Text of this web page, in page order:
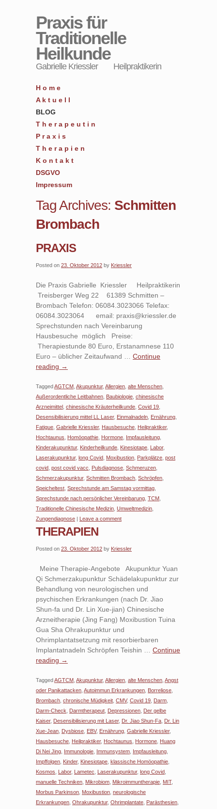
Praxis für
Traditionelle
Heilkunde
Gabrielle Kriessler Heilpraktikerin
H o m e
A k t u e l l
BLOG
T h e r a p e u t i n
P r a x i s
T h e r a p i e n
K o n t a k t
DSGVO
Impressum
Tag Archives: Schmitten
Brombach
PRAXIS
Posted on 23. Oktober 2012 by Kriessler
Die Praxis Gabrielle Kriessler Heilpraktikerin
Treisberger Weg 22 61389 Schmitten –
Brombach Telefon: 06084.3023066 Telefax:
06084.3023064 email: praxis@kriessler.de
Sprechstunden nach Vereinbarung
Hausbesuche möglich Preise:
Therapiestunde 80 Euro, Erstanamnese 110
Euro – üblicher Zeitaufwand … Continue
reading →
TaggedAGTCM Akupunktur, Allergien alte Menschen
Außerordentliche Leitbahnen Baubiologie chinesische
Arzneimittel chinesische Kräuterheilkunde Covid 19
Desensibilisierung mittel LL Laser, Einmalnadeln Ernährung
Fatigue Gabrielle Kriessler, Hausbesuche Heilpraktiker,
Hochtaunus
Homöopathie Hormone Impfausleitung
Kinderakupunktur, Kinderheilkunde Kinesiotape Labor,
Laserakupunktur, long Covid Moxibustion Parkplätze post
covid post covid vacc Pulsdiagnose Schmeruzen
Schmerzakupunktur, Schmitten Brombach Schröpfen
Speicheltest Sprechstunde am Samstag vormittag
Sprechstunde nach persönlicher Vereinbarung TCM
Traditionelle Chinesische Medizin Umweltmedizin
Zungendiagnose | Leave a comment
THERAPIEN
Posted on 23. Oktober 2012 by Kriessler
Meine Therapie-Angebote Akupunktur Yuan
Qi Schmerzakupunktur Schädelakupunktur zur
Behandlung von neurologischen und
psychischen Erkrankungen (nach Dr. Jiao
Shun-fa und Dr. Lin Xue-jian) Chinesische
Arzneitherapie (Jing Fang) Moxibustion Tuina
Gua Sha Ohrakupunktur und
Ohrimplantatsetzung mit resorbierbaren
Implantatnadeln Schröpfen Teishin … Continue
reading →
TaggedAGTCM Akupunktur, Allergien alte Menschen Angst
oder Panikattacken Autoimmun Erkrankungen Borreliose
Brombach chronische Müdigkeit CMV, Covid 19 Darm
Darm-Check
Darmtherapeut Depressionen Der gelbe
Kaiser, Desensibilisierung mit Laser, Dr. Jiao Shun-Fa Dr. Lin
Xue-Jean Dysbiose EBV, Ernährung Gabrielle Kriessler,
Hausbesuche Heilpraktiker, Hochtaunus Hormone Huang
Di Nei Jing Immunologie Immunsystem Impfausleitung
Impffolgen Kinder, Kinesiotape klassische Homöopathie
Kosmos
Labor, Lametec Laserakupunktur, long Covid
manuelle Techniken Mikrobiom Mikroimmuntherapie MIT,
Morbus Parkinson Moxibustion neurologische
Erkrankungen Ohrakupunktur, Ohrimplantate Parästhesien